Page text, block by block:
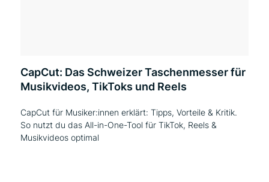
CapCut: Das Schweizer Taschenmesser für
Musikvideos, TikToks und Reels
CapCut für Musiker:innen erklärt: Tipps, Vorteile & Kritik.
So nutzt du das All-in-One-Tool für TikTok, Reels &
Musikvideos optimal